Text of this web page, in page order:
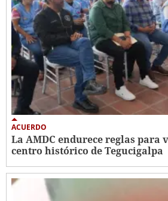
ACUERDO
La AMDC endurece reglas para
centro histórico de Tegucigalpa